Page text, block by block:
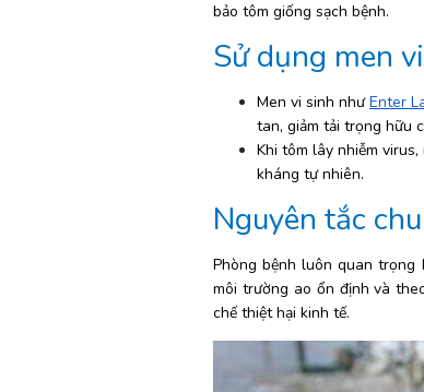
bảo tôm giống sạch bệnh.
Sử dụng men
Men vi sinh như Enter
tan, giảm tải trọng hữu
Khi tôm lây nhiễm
kháng tự nhiên.
Nguyên tắc
Phòng bệnh luôn quan
môi trường ao ổn định và
chế thiệt hại kinh tế.